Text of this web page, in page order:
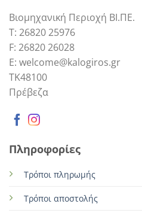
Βιομηχανική Περιοχή ΒΙ.ΠΕ.
Τ: 26820 25976
F: 26820 26028
E: welcome@kalogiros.gr
TK48100
Πρέβεζα
Πληροφορίες
Τρόποι πληρωμής
Τρόποι αποστολής